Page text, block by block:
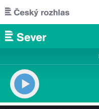
Přejít k hlavnímu obsahu